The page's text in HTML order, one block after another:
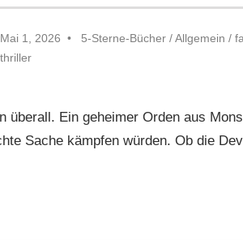
Mai 1, 2026 5-Sterne-Bücher /Allgemein /
thriller
überall. Ein geheimer Orden aus
Sache kämpfen würden. Ob die